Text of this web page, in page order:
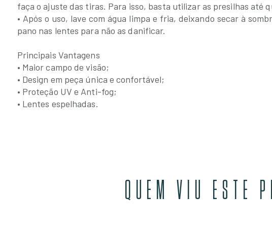
faça o ajuste das tiras. Para isso, basta utilizar as presilhas até
• Após o uso, lave com água limpa e fria, deixando secar à
pano nas lentes para não as danificar.
Principais Vantagens
• Maior campo de visão;
• Design em peça única e confortável;
• Proteção UV e Anti-fog;
• Lentes espelhadas.
QUEM VIU ESTE